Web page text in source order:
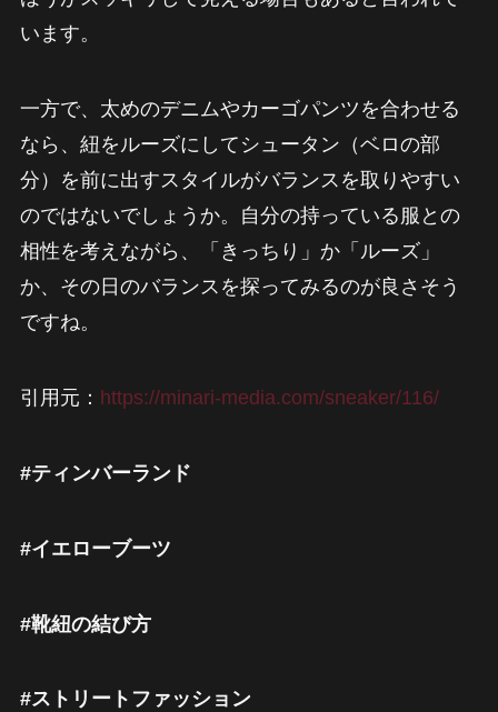
います。
一方で、太めのデニムやカーゴパンツを合わせる
なら、紐をルーズにしてシュータン（ベロの部
分）を前に出すスタイルがバランスを取りやすい
のではないでしょうか。自分の持っている服との
相性を考えながら、「きっちり」か「ルーズ」
か、その日のバランスを探ってみるのが良さそう
ですね。
引用元： https://minari-media.com/sneaker/116/
#ティンバーランド
#イエローブーツ
#靴紐の結び方
#ストリートファッション